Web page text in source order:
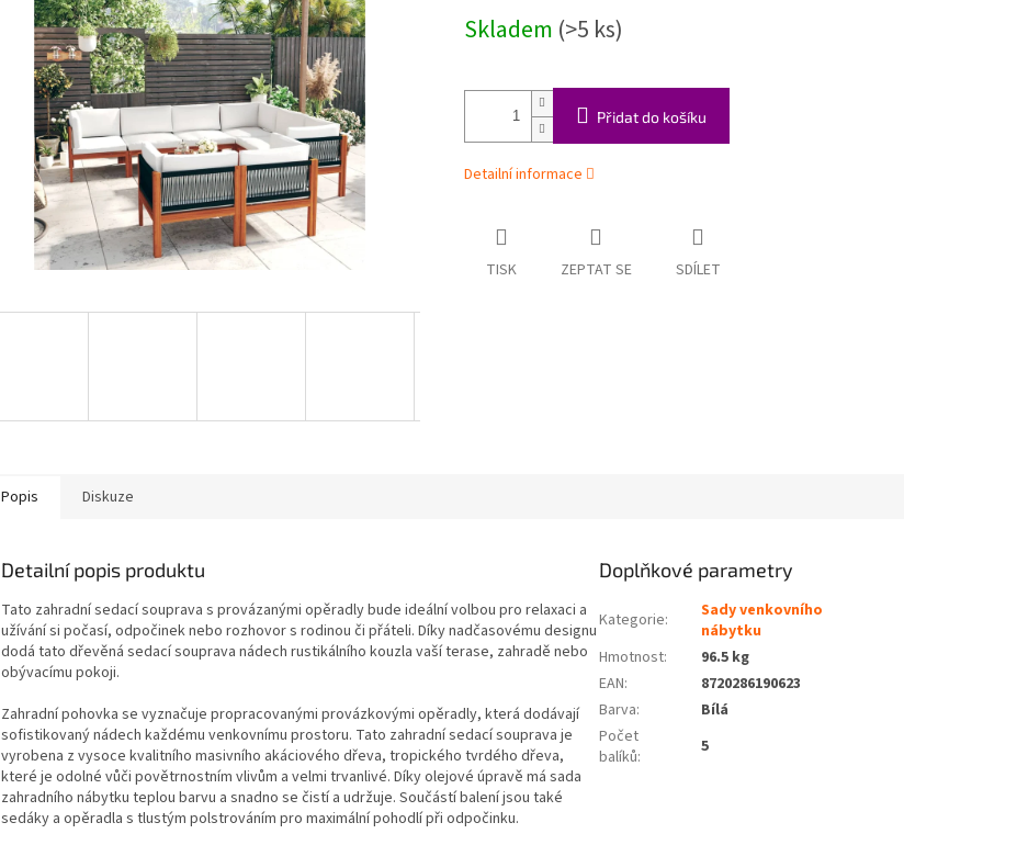
cena:
Skladem (>5 ks)
Přidat do košíku
Detailní informace
TISK ZEPTAT SE SDÍLET
Popis Diskuze
Detailní popis produktu
Tato zahradní sedací souprava s provázanými opěradly bude ideální volbou pro relaxaci a
užívání si počasí, odpočinek nebo rozhovor s rodinou či přáteli. Díky nadčasovému designu
dodá tato dřevěná sedací souprava nádech rustikálního kouzla vaší terase, zahradě nebo
obývacímu pokoji.
Zahradní pohovka se vyznačuje propracovanými provázkovými opěradly, která dodávají
sofistikovaný nádech každému venkovnímu prostoru. Tato zahradní sedací souprava je
vyrobena z vysoce kvalitního masivního akáciového dřeva, tropického tvrdého dřeva,
které je odolné vůči povětrnostním vlivům a velmi trvanlivé. Díky olejové úpravě má sada
zahradního nábytku teplou barvu a snadno se čistí a udržuje. Součástí balení jsou také
sedáky a opěradla s tlustým polstrováním pro maximální pohodlí při odpočinku.
Doplňkové parametry
Kategorie:
Sady venkovního
nábytku
Hmotnost:
96.5 kg
EAN:
8720286190623
Barva:
Bílá
Počet
balíků: 5